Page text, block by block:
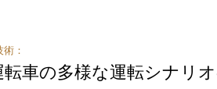
：
転車の多様な運転シナリ